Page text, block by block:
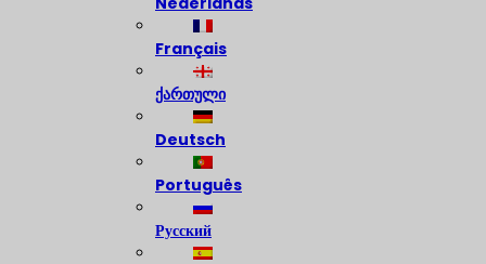
Français
ქართული
Deutsch
Português
Русский